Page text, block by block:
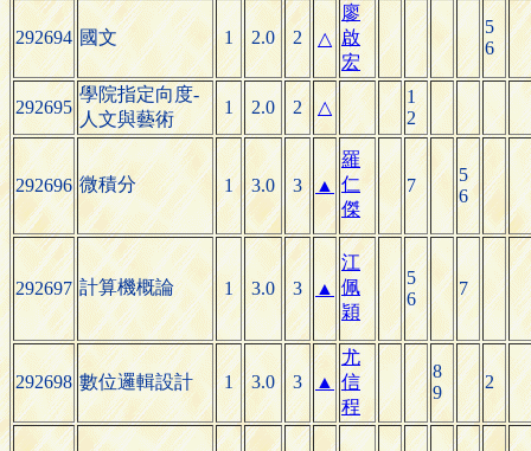
292694 國文 1 2.0 2 △
廖
啟
宏
5
6
292695
學院指定向度-
人文與藝術
1 2.0 2 △
1
2
292696 微積分 1 3.0 3 ▲
羅
仁
傑
7
5
6
292697 計算機概論 1 3.0 3 ▲
江
佩
穎
5
6
7
292698 數位邏輯設計 1 3.0 3 ▲
尤
信
程
8
9
2